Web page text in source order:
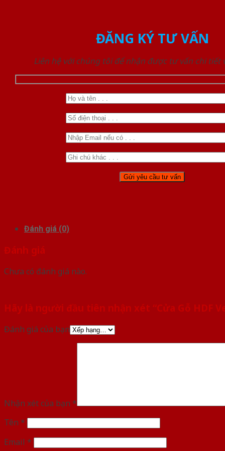
ĐĂNG KÝ TƯ VẤN
Liên hệ với chúng tôi để nhận được tư vấn chi tiết
Đánh giá (0)
Đánh giá
Chưa có đánh giá nào.
Hãy là người đầu tiên nhận xét “Cửa Gỗ HDF
Đánh giá của bạn
Nhận xét của bạn *
Tên *
Email *